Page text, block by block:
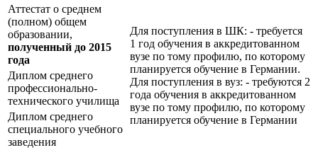
Аттестат о среднем
(полном) общем
образовании,
полученный до 2015
года
Для поступления в ШК: - требуется
1 год обучения в аккредитованном
вузе по тому профилю, по которому
планируется обучение в Германии.
Для поступления в вуз: - требуются 2
года обучения в аккредитованном
вузе по тому профилю, по которому
планируется обучение в Германии
Диплом среднего
профессионально-
технического училища
Диплом среднего
специального учебного
заведения